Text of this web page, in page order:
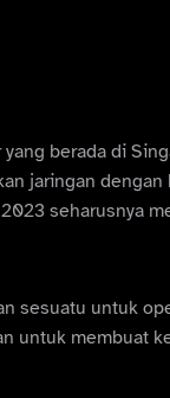
berada di
jaringan
seharusnya
sesuatu untuk
untuk membuat